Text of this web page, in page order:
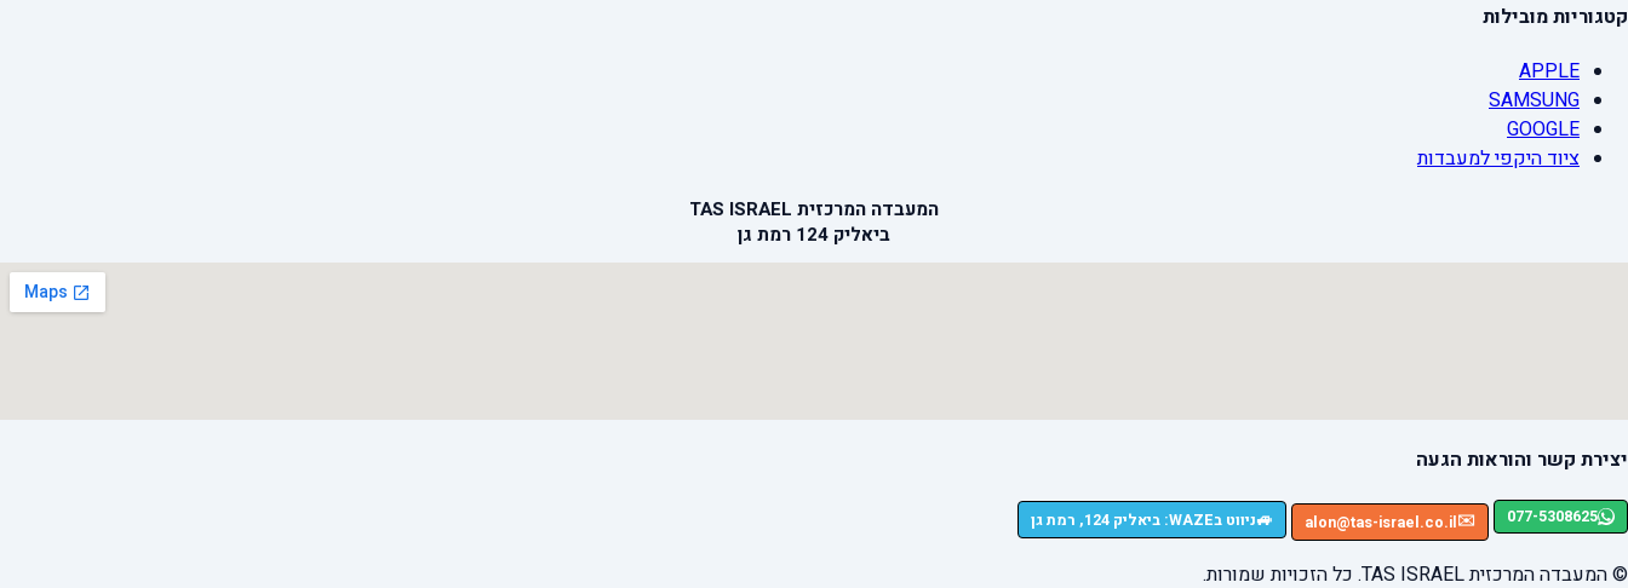
קטגוריות מובילות
APPLE
SAMSUNG
GOOGLE
ציוד היקפי למעבדות
המעבדה המרכזית TAS ISRAEL
ביאליק 124 רמת גן
יצירת קשר והוראות הגעה
077-5308625
✉️
alon@tas-israel.co.il
🚙ניווט בWAZE: ביאליק 124, רמת גן
© המעבדה המרכזית TAS ISRAEL. כל הזכויות שמורות.